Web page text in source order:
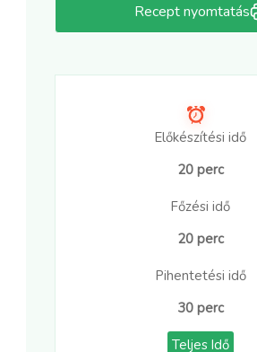
Recept nyomtatás
Előkészítési idő
20 perc
Főzési idő
20 perc
Pihentetési idő
30 perc
Teljes Idő